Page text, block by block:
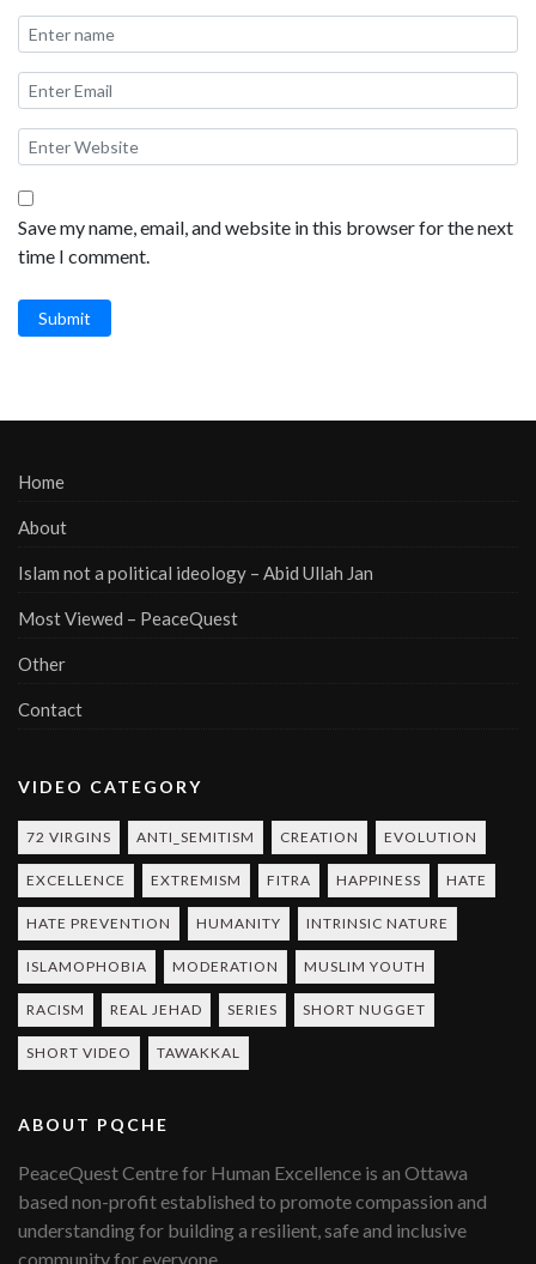
Save my name, email, and website in this browser for the next
time I comment.
Submit
Home
About
Islam not a political ideology – Abid Ullah Jan
Most Viewed – PeaceQuest
Other
Contact
VIDEO CATEGORY
72 VIRGINS ANTI_SEMITISM CREATION EVOLUTION
EXCELLENCE EXTREMISM FITRA HAPPINESS HATE
HATE PREVENTION HUMANITY INTRINSIC NATURE
ISLAMOPHOBIA MODERATION MUSLIM YOUTH
RACISM REAL JEHAD SERIES SHORT NUGGET
SHORT VIDEO TAWAKKAL
ABOUT PQCHE
PeaceQuest Centre for Human Excellence is an Ottawa
based non-profit established to promote compassion and
understanding for building a resilient, safe and inclusive
community for everyone.